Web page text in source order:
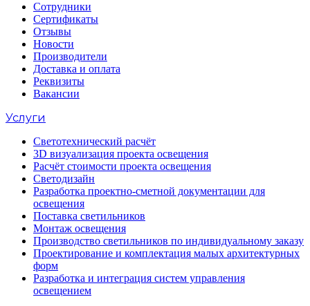
Сотрудники
Сертификаты
Отзывы
Новости
Производители
Доставка и оплата
Реквизиты
Вакансии
Услуги
Светотехнический расчёт
3D визуализация проекта освещения
Расчёт стоимости проекта освещения
Светодизайн
Разработка проектно-сметной документации для
освещения
Поставка светильников
Монтаж освещения
Производство светильников по индивидуальному заказу
Проектирование и комплектация малых архитектурных
форм
Разработка и интеграция систем управления
освещением